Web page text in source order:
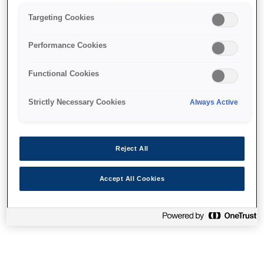
ДЕТСКИЙ УГОЛОК
ПОДЕЛКИ ДЛЯ ПЕЧАТИ
НАЗАД В ШКОЛУ
ОСОЗНАННОСТЬ
Targeting Cookies
Performance Cookies
Functional Cookies
Strictly Necessary Cookies Always Active
Reject All
Accept All Cookies